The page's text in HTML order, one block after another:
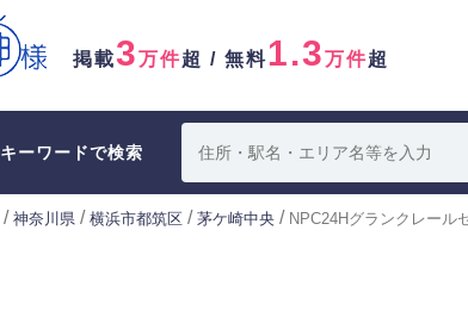
掲載3万件超 / 無料1.3万件超
キーワードで検索
/ 神奈川県 / 横浜市都筑区 / 茅ケ崎中央 / NPC24Hグランクレール